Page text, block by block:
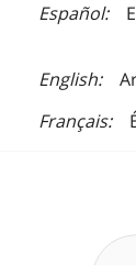
Español
English
Français